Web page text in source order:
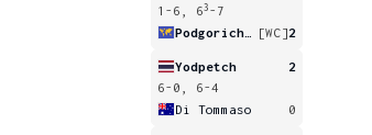
1-6, 63 -7
[WC]2
Yodpetch
2
6-0, 6-4
Di Tommaso
0